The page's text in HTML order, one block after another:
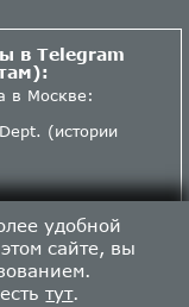
в Telegram
в Москве:
(истории
удобной
сайте, вы
тут.